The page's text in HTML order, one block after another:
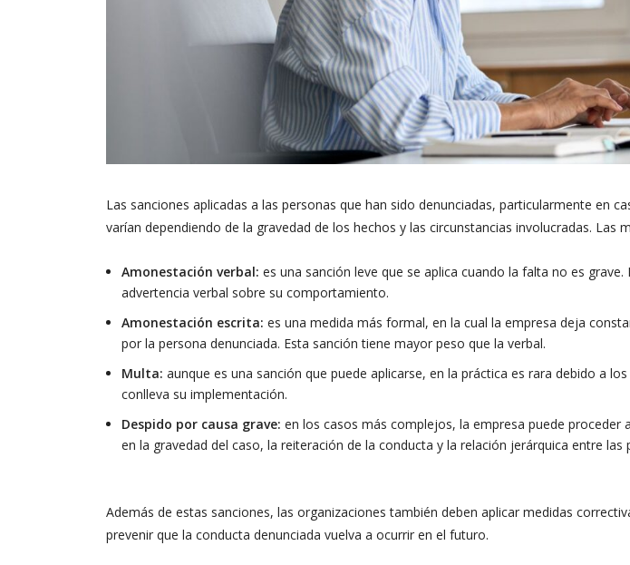
Las sanciones aplicadas a las personas que han sido denunciadas, particularmente en
varían dependiendo de la gravedad de los hechos y las circunstancias involucradas. Las
Amonestación verbal: es una sanción leve que se aplica cuando la falta no es
advertencia verbal sobre su comportamiento.
Amonestación escrita: es una medida más formal, en la cual la empresa deja
por la persona denunciada. Esta sanción tiene mayor peso que la verbal.
Multa: aunque es una sanción que puede aplicarse, en la práctica es rara debido a
conlleva su implementación.
Despido por causa grave: en los casos más complejos, la empresa puede proceder
en la gravedad del caso, la reiteración de la conducta y la relación jerárquica entre las
Además de estas sanciones, las organizaciones también deben aplicar medidas
prevenir que la conducta denunciada vuelva a ocurrir en el futuro​.